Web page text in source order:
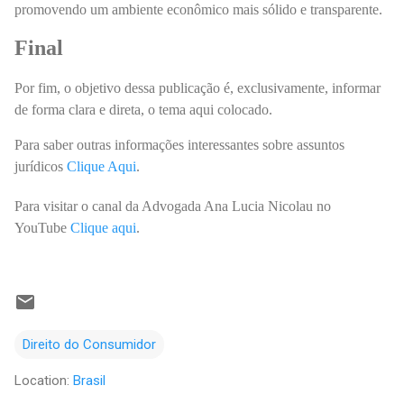
promovendo um ambiente econômico mais sólido e transparente.
Final
Por fim, o objetivo dessa publicação é, exclusivamente, informar
de forma clara e direta, o tema aqui colocado.
Para saber outras informações interessantes sobre assuntos
jurídicos Clique Aqui.
Para visitar o canal da Advogada Ana Lucia Nicolau no
YouTube Clique aqui.
Direito do Consumidor
Location: Brasil